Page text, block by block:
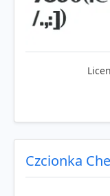
Czcionka